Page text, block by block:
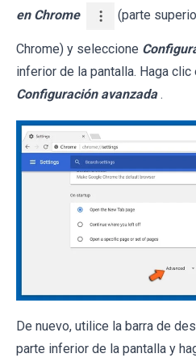
en Chrome (parte
Chrome) y seleccione
inferior de la pantalla. Haga clic
Configuración avanzada .
De nuevo, utilice la barra de
parte inferior de la pantalla y